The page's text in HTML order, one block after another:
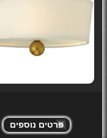
פרטים נוספים